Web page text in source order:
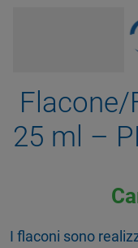
25 ml –
I flaconi sono